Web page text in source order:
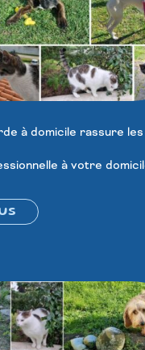
à domicile rassure les
à votre